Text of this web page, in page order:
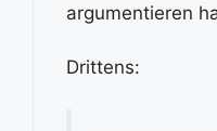
argumentieren
Drittens: